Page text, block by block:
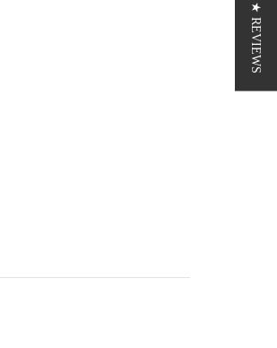
★ REVIEWS